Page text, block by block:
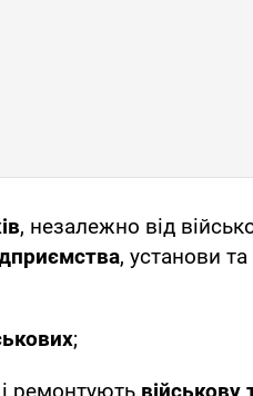
, незалежно від
, установи та
;